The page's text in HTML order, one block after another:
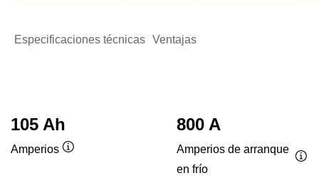
Especificaciones técnicas Ventajas
105 Ah
Amperios
800 A
Amperios de arranque
en frío